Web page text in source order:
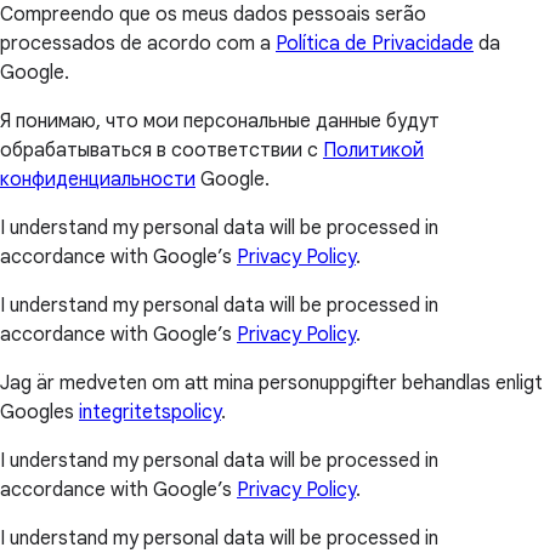
Compreendo que os meus dados pessoais serão
processados de acordo com a Política de Privacidade da
Google.
Я понимаю, что мои персональные данные будут
обрабатываться в соответствии с Политикой
конфиденциальности Google.
I understand my personal data will be processed in
accordance with Google’s Privacy Policy.
I understand my personal data will be processed in
accordance with Google’s Privacy Policy.
Jag är medveten om att mina personuppgifter behandlas enligt
Googles integritetspolicy.
I understand my personal data will be processed in
accordance with Google’s Privacy Policy.
I understand my personal data will be processed in